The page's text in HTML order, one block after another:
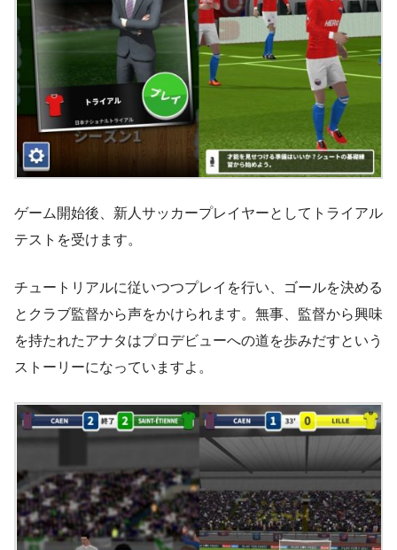
ゲーム開始後、新人サッカープレイヤーとしてトライアル
テストを受けます。
チュートリアルに従いつつプレイを行い、ゴールを決める
とクラブ監督から声をかけられます。無事、監督から興味
を持たれたアナタはプロデビューへの道を歩みだすという
ストーリーになっていますよ。